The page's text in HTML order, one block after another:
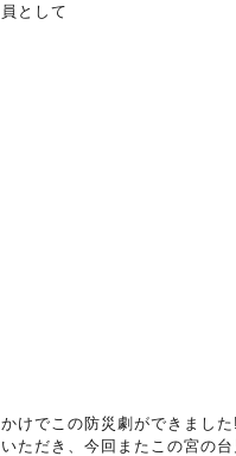
として
けでこの防災劇ができました
ただき、今回またこの宮の